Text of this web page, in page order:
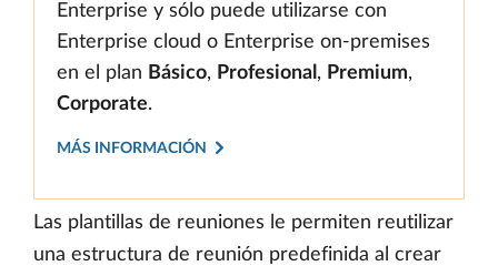
Enterprise y sólo puede utilizarse con
Enterprise cloud o Enterprise on-premises
en el plan Básico, Profesional , Premium,
Corporate.
MÁS INFORMACIÓN
Las plantillas de reuniones le permiten reutilizar
una estructura de reunión predefinida al crear